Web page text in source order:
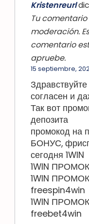
Kristenreurl
Tu
moderación.
comentario
apruebe.
15 septiembre,
Здравствуйте
согласен и
Так вот
депозита
промокод на
БОНУС,
сегодня 1WIN
1WIN
1WIN
freespin4win
1WIN
freebet4win